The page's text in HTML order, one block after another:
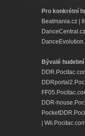
Pro konkrétní
Beatmania.cz
DanceCentral.cz
Bývalé
DDR-